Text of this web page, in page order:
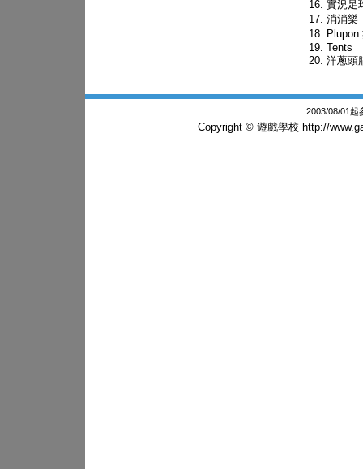
實況足
消消樂
Plupon
Tents
洋蔥頭
2003/08/01起
Copyright © 遊戲學校 http://